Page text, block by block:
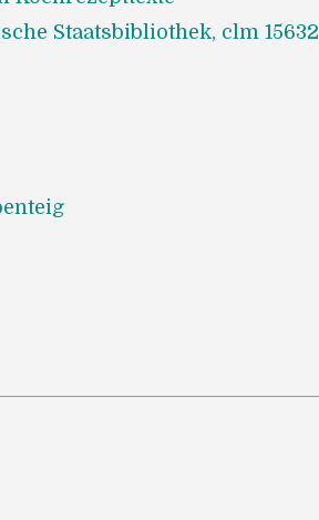
Staatsbibliothek, clm 15632